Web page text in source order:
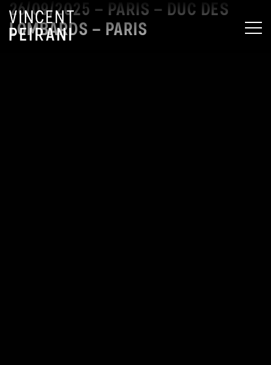
26/09/2025 – PARIS – DUC DES
LOMBARDS – PARIS